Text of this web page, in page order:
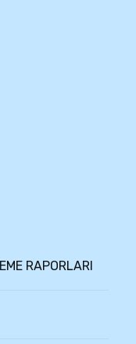
RAPORLARI